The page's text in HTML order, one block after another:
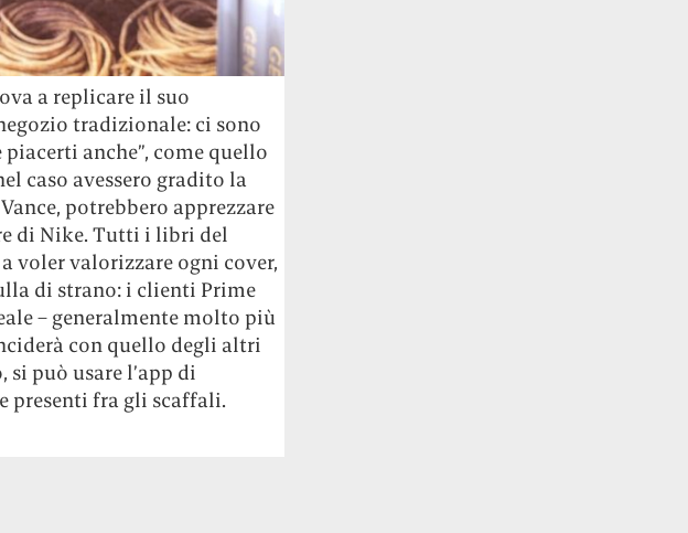
a replicare il suo
tradizionale: ci sono
anche”, come quello
caso avessero gradito la
potrebbero apprezzare
di Nike. Tutti i libri del
voler valorizzare ogni cover,
di strano: i clienti Prime
– generalmente molto più
con quello degli altri
può usare l’app di
presenti fra gli scaffali.